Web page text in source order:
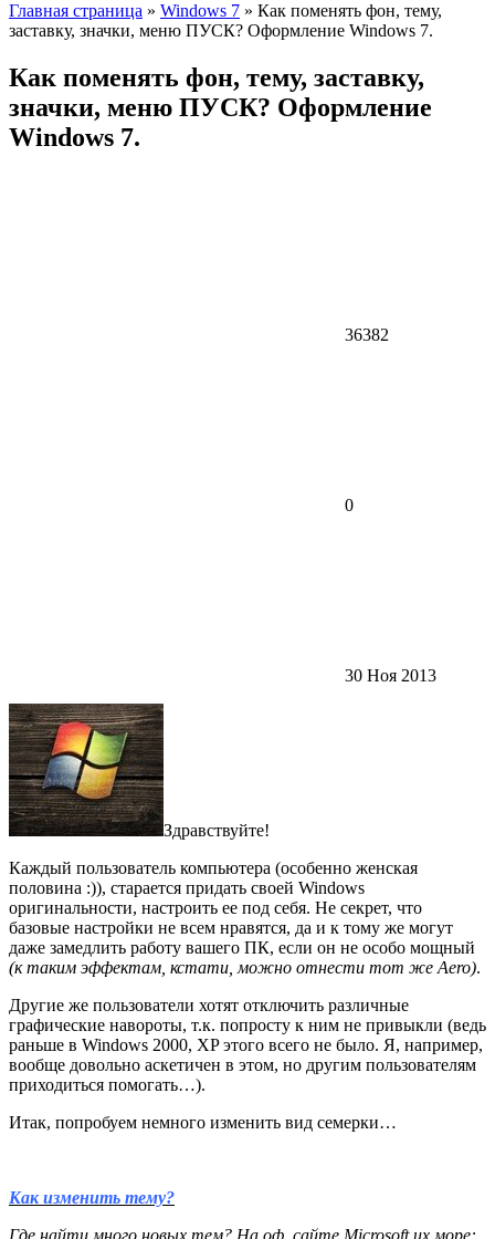
Главная страница » Windows 7 » Как поменять фон, тему,
заставку, значки, меню ПУСК? Оформление Windows 7.
Как поменять фон, тему, заставку,
значки, меню ПУСК? Оформление
Windows 7.
36382
0
30 Ноя 2013
Здравствуйте!
Каждый пользователь компьютера (особенно женская
половина :)), старается придать своей Windows
оригинальности, настроить ее под себя. Не секрет, что
базовые настройки не всем нравятся, да и к тому же могут
даже замедлить работу вашего ПК, если он не особо мощный
(к таким эффектам, кстати, можно отнести тот же Aero).
Другие же пользователи хотят отключить различные
графические навороты, т.к. попросту к ним не привыкли (ведь
раньше в Windows 2000, XP этого всего не было. Я, например,
вообще довольно аскетичен в этом, но другим пользователям
приходиться помогать…).
Итак, попробуем немного изменить вид семерки…
Как изменить тему?
Где найти много новых тем? На оф. сайте Microsoft их море: